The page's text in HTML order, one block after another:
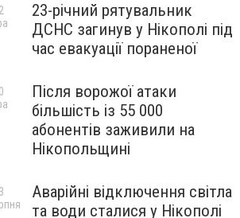
23-річний рятувальник
ДСНС загинув у Нікополі під
час евакуації пораненої
Після ворожої атаки
більшість із 55 000
абонентів заживили на
Нікопольщині
Аварійні відключення світла
та води сталися у Нікополі